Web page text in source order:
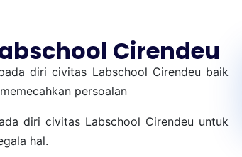
Cirendeu
diri civitas Labschool Cirendeu baik
persoalan
diri civitas Labschool Cirendeu untuk
hal.